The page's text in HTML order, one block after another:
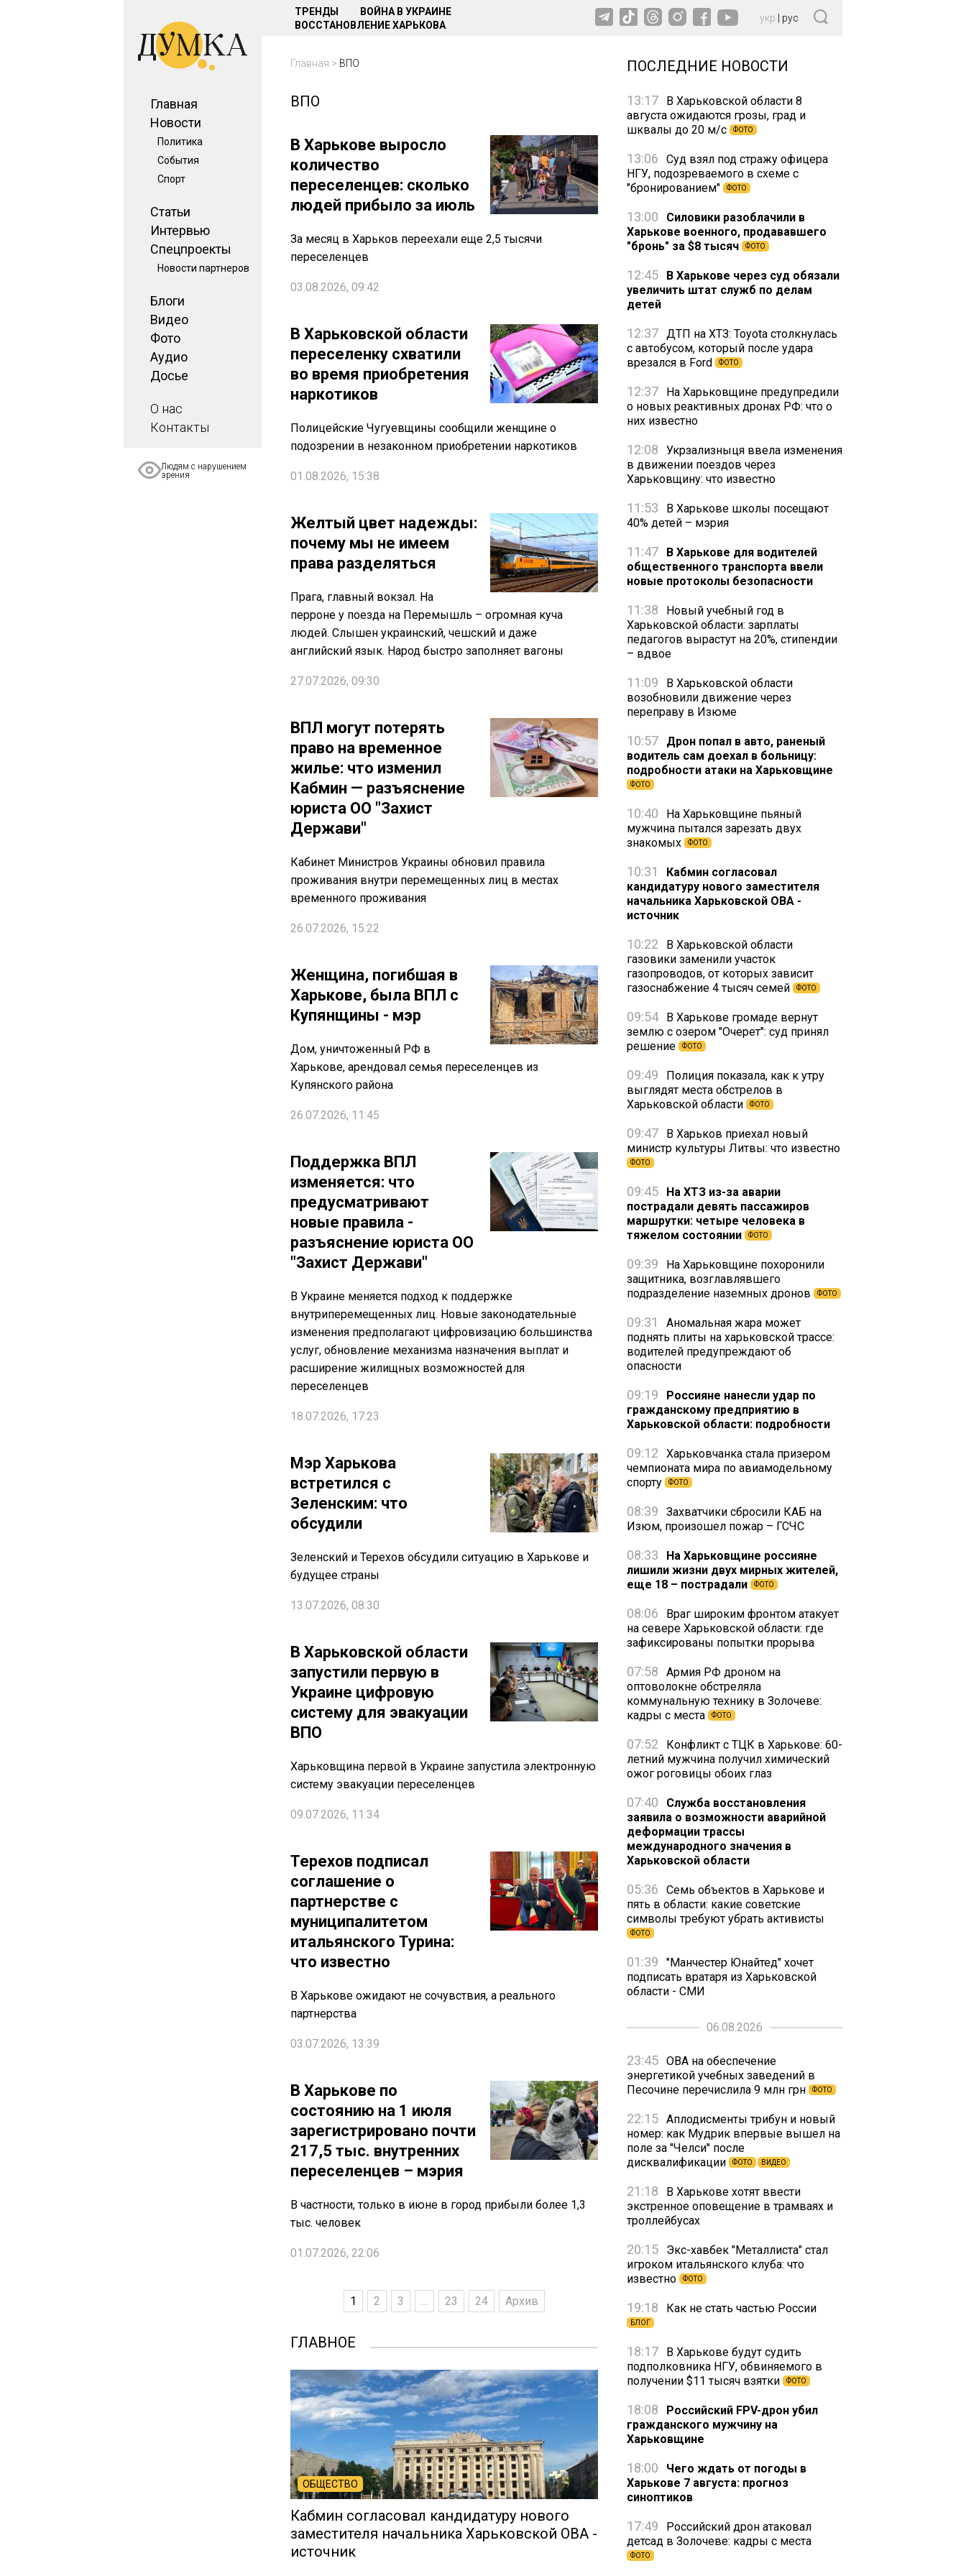
Главная
Новости
Политика
События
Спорт
Статьи
Интервью
Спецпроекты
Новости партнеров
Блоги
Видео
Фото
Аудио
Досье
О нас
Контакты
Людям с нарушением
зрения
ТРЕНДЫ
ВОЙНА В УКРАИНЕ
ВОССТАНОВЛЕНИЕ ХАРЬКОВА
укр рус
Главная > ВПО
ВПО
В Харькове выросло
количество
переселенцев: сколько
людей прибыло за июль
За месяц в Харьков переехали еще 2,5 тысячи
переселенцев
03.08.2026, 09:42
В Харьковской области
переселенку схватили
во время приобретения
наркотиков
Полицейские Чугуевщины сообщили женщине о
подозрении в незаконном приобретении наркотиков
01.08.2026, 15:38
Желтый цвет надежды:
почему мы не имеем
права разделяться
Прага, главный вокзал. На
перроне у поезда на Перемышль – огромная куча
людей. Слышен украинский, чешский и даже
английский язык. Народ быстро заполняет вагоны
27.07.2026, 09:30
ВПЛ могут потерять
право на временное
жилье: что изменил
Кабмин — разъяснение
юриста ОО "Захист
Держави"
Кабинет Министров Украины обновил правила
проживания внутри перемещенных лиц в местах
временного проживания
26.07.2026, 15:22
Женщина, погибшая в
Харькове, была ВПЛ с
Купянщины - мэр
Дом, уничтоженный РФ в
Харькове, арендовал семья переселенцев из
Купянского района
26.07.2026, 11:45
Поддержка ВПЛ
изменяется: что
предусматривают
новые правила -
разъяснение юриста ОО
"Захист Держави"
В Украине меняется подход к поддержке
внутриперемещенных лиц. Новые законодательные
изменения предполагают цифровизацию большинства
услуг, обновление механизма назначения выплат и
расширение жилищных возможностей для
переселенцев
18.07.2026, 17:23
Мэр Харькова
встретился с
Зеленским: что
обсудили
Зеленский и Терехов обсудили ситуацию в Харькове и
будущее страны
13.07.2026, 08:30
В Харьковской области
запустили первую в
Украине цифровую
систему для эвакуации
ВПО
Харьковщина первой в Украине запустила электронную
систему эвакуации переселенцев
09.07.2026, 11:34
Терехов подписал
соглашение о
партнерстве с
муниципалитетом
итальянского Турина:
что известно
В Харькове ожидают не сочувствия, а реального
партнерства
03.07.2026, 13:39
В Харькове по
состоянию на 1 июля
зарегистрировано почти
217,5 тыс. внутренних
переселенцев – мэрия
В частности, только в июне в город прибыли более 1,3
тыс. человек
01.07.2026, 22:06
1 2 3 ... 23 24 Архив
ГЛАВНОЕ
ОБЩЕСТВО
Кабмин согласовал кандидатуру нового
заместителя начальника Харьковской ОВА -
источник
ПОСЛЕДНИЕ НОВОСТИ
13:17
В Харьковской области 8
августа ожидаются грозы, град и
шквалы до 20 м/с
ФОТО
13:06
Суд взял под стражу офицера
НГУ, подозреваемого в схеме с
"бронированием"
ФОТО
13:00
Силовики разоблачили в
Харькове военного, продававшего
"бронь" за $8 тысяч
ФОТО
12:45
В Харькове через суд обязали
увеличить штат служб по делам
детей
12:37 ДТП на ХТЗ: Toyota столкнулась
с автобусом, который после удара
врезался в Ford
ФОТО
12:37
На Харьковщине предупредили
о новых реактивных дронах РФ: что о
них известно
12:08
Укрзализныця ввела изменения
в движении поездов через
Харьковщину: что известно
11:53
В Харькове школы посещают
40% детей – мэрия
11:47
В Харькове для водителей
общественного транспорта ввели
новые протоколы безопасности
11:38
Новый учебный год в
Харьковской области: зарплаты
педагогов вырастут на 20%, стипендии
– вдвое
11:09
В Харьковской области
возобновили движение через
переправу в Изюме
10:57
Дрон попал в авто, раненый
водитель сам доехал в больницу:
подробности атаки на Харьковщине
ФОТО
10:40
На Харьковщине пьяный
мужчина пытался зарезать двух
знакомых
ФОТО
10:31
Кабмин согласовал
кандидатуру нового заместителя
начальника Харьковской ОВА -
источник
10:22
В Харьковской области
газовики заменили участок
газопроводов, от которых зависит
газоснабжение 4 тысяч семей
ФОТО
09:54
В Харькове громаде вернут
землю с озером "Очерет": суд принял
решение
ФОТО
09:49
Полиция показала, как к утру
выглядят места обстрелов в
Харьковской области
ФОТО
09:47
В Харьков приехал новый
министр культуры Литвы: что известно
ФОТО
09:45
На ХТЗ из-за аварии
пострадали девять пассажиров
маршрутки: четыре человека в
тяжелом состоянии
ФОТО
09:39
На Харьковщине похоронили
защитника, возглавлявшего
подразделение наземных дронов
ФОТО
09:31
Аномальная жара может
поднять плиты на харьковской трассе:
водителей предупреждают об
опасности
09:19
Россияне нанесли удар по
гражданскому предприятию в
Харьковской области: подробности
09:12
Харьковчанка стала призером
чемпионата мира по авиамодельному
спорту
ФОТО
08:39
Захватчики сбросили КАБ на
Изюм, произошел пожар – ГСЧС
08:33
На Харьковщине россияне
лишили жизни двух мирных жителей,
еще 18 – пострадали
ФОТО
08:06
Враг широким фронтом атакует
на севере Харьковской области: где
зафиксированы попытки прорыва
07:58
Армия РФ дроном на
оптоволокне обстреляла
коммунальную технику в Золочеве:
кадры с места
ФОТО
07:52
Конфликт с ТЦК в Харькове: 60-
летний мужчина получил химический
ожог роговицы обоих глаз
07:40
Служба восстановления
заявила о возможности аварийной
деформации трассы
международного значения в
Харьковской области
05:36
Семь объектов в Харькове и
пять в области: какие советские
символы требуют убрать активисты
ФОТО
01:39
"Манчестер Юнайтед" хочет
подписать вратаря из Харьковской
области - СМИ
06.08.2026
23:45 ОВА на обеспечение
энергетикой учебных заведений в
Песочине перечислила 9 млн грн
ФОТО
22:15 Аплодисменты трибун и новый
номер: как Мудрик впервые вышел на
поле за "Челси" после
дисквалификации
ФОТО ВИДЕО
21:18
В Харькове хотят ввести
экстренное оповещение в трамваях и
троллейбусах
20:15
Экс-хавбек "Металлиста" стал
игроком итальянского клуба: что
известно
ФОТО
19:18 Как не стать частью России
БЛОГ
18:17
В Харькове будут судить
подполковника НГУ, обвиняемого в
получении $11 тысяч взятки
ФОТО
18:08
Российский FPV-дрон убил
гражданского мужчину на
Харьковщине
18:00
Чего ждать от погоды в
Харькове 7 августа: прогноз
синоптиков
17:49
Российский дрон атаковал
детсад в Золочеве: кадры с места
ФОТО